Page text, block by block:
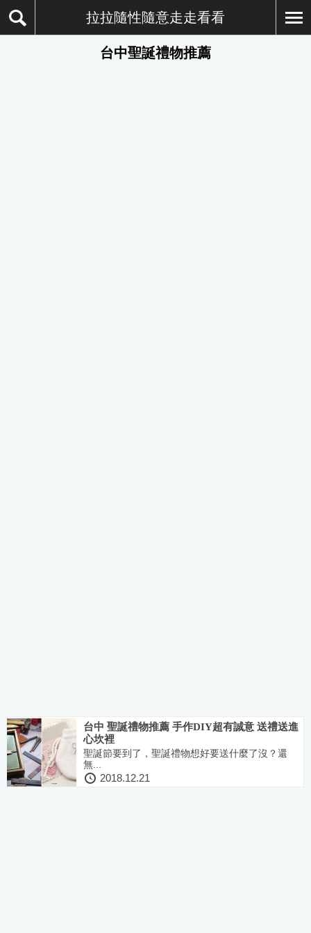
拉拉隨性隨意走走看看
台中聖誕禮物推薦
台中 聖誕禮物推薦 手作DIY超有誠意 送禮送進
心坎裡
聖誕節要到了，聖誕禮物想好要送什麼了沒？還
無...
2018.12.21